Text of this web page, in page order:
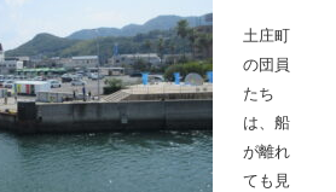
土庄町
の団員
たち
は、船
が離れ
ても見